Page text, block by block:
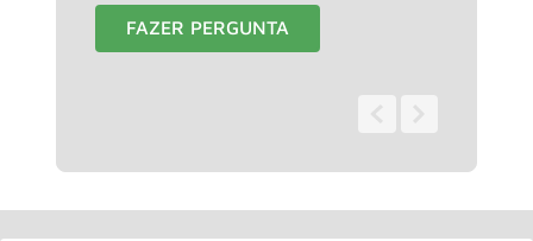
FAZER PERGUNTA